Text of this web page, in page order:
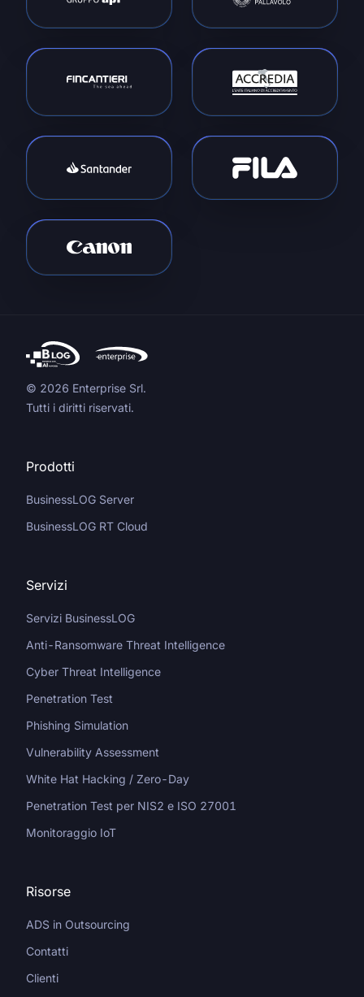
© 2026 Enterprise Srl.
Tutti i diritti riservati.
Prodotti
BusinessLOG Server
BusinessLOG RT Cloud
Servizi
Servizi BusinessLOG
Anti-Ransomware Threat Intelligence
Cyber Threat Intelligence
Penetration Test
Phishing Simulation
Vulnerability Assessment
White Hat Hacking / Zero-Day
Penetration Test per NIS2 e ISO 27001
Monitoraggio IoT
Risorse
ADS in Outsourcing
Contatti
Clienti